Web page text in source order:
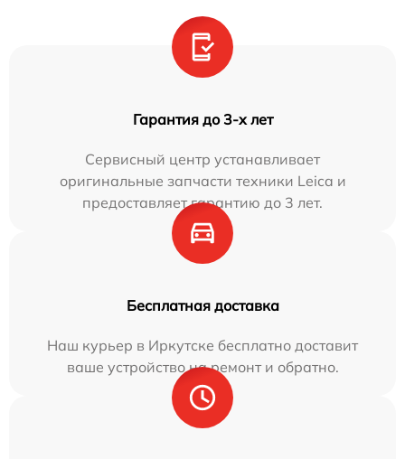
Гарантия до 3-х лет
Сервисный центр устанавливает
оригинальные запчасти техники Leica и
предоставляет гарантию до 3 лет.
Бесплатная доставка
Наш курьер в Иркутске бесплатно доставит
ваше устройство на ремонт и обратно.